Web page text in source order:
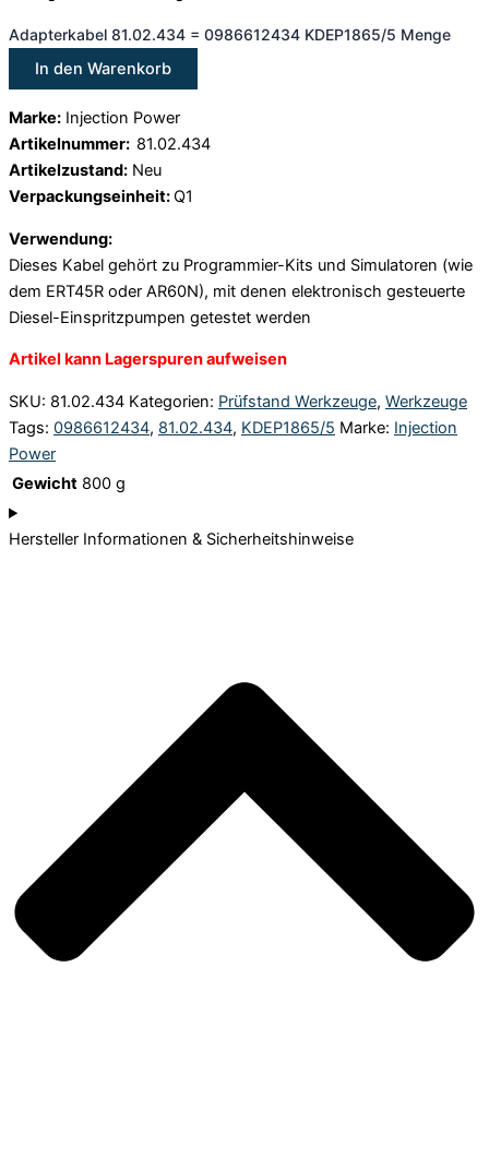
Adapterkabel 81.02.434 = 0986612434 KDEP1865/5 Menge
In den Warenkorb
Marke: Injection Power
Artikelnummer: 81.02.434
Artikelzustand: Neu
Verpackungseinheit:Q1
Verwendung:
Dieses Kabel gehört zu Programmier-Kits und Simulatoren (wie
dem ERT45R oder AR60N), mit denen elektronisch gesteuerte
Diesel-Einspritzpumpen getestet werden
Artikel kann Lagerspuren aufweisen
SKU: 81.02.434 Kategorien: Prüfstand Werkzeuge, Werkzeuge
Tags: 0986612434, 81.02.434, KDEP1865/5 Marke: Injection
Power
Gewicht 800 g
Hersteller Informationen & Sicherheitshinweise